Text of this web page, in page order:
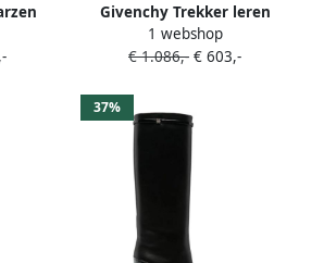
Givenchy Trekker leren
enkellaarzen Zwart
1 webshop
€ 1.086,- € 603,-
37%